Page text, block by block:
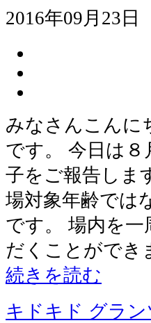
2016年09月23日
みなさんこんに
です。 今日は
子をご報告しま
場対象年齢では
です。 場内を
だくことができ
続きを読む
キドキド グラ